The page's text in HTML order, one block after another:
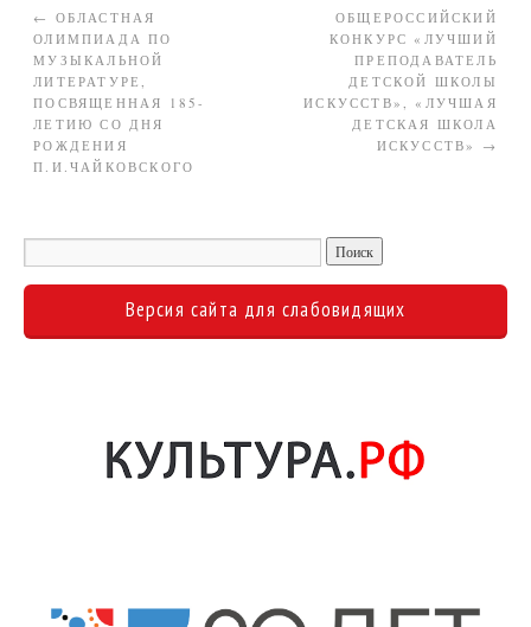
← ОБЛАСТНАЯ
ОЛИМПИАДА ПО
МУЗЫКАЛЬНОЙ
ЛИТЕРАТУРЕ,
ПОСВЯЩЕННАЯ 185-
ЛЕТИЮ СО ДНЯ
РОЖДЕНИЯ
П.И.ЧАЙКОВСКОГО
ОБЩЕРОССИЙСКИЙ
КОНКУРС «ЛУЧШИЙ
ПРЕПОДАВАТЕЛЬ
ДЕТСКОЙ ШКОЛЫ
ИСКУССТВ», «ЛУЧШАЯ
ДЕТСКАЯ ШКОЛА
ИСКУССТВ» →
Версия сайта для слабовидящих